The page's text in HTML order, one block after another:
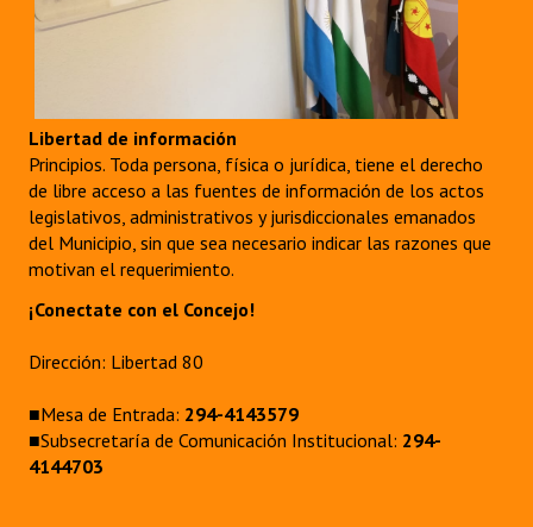
Libertad de información
Principios. Toda persona, física o jurídica, tiene el derecho
de libre acceso a las fuentes de información de los actos
legislativos, administrativos y jurisdiccionales emanados
del Municipio, sin que sea necesario indicar las razones que
motivan el requerimiento.
¡Conectate con el Concejo!
Dirección: Libertad 80
■Mesa de Entrada: 294-4143579
■Subsecretaría de Comunicación Institucional: 294-
4144703